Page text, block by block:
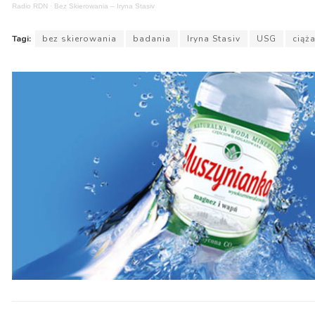
Radio RDN · Bez Skierowania – Iryna Stasiv
Tagi: bez skierowania badania Iryna Stasiv USG ciąża